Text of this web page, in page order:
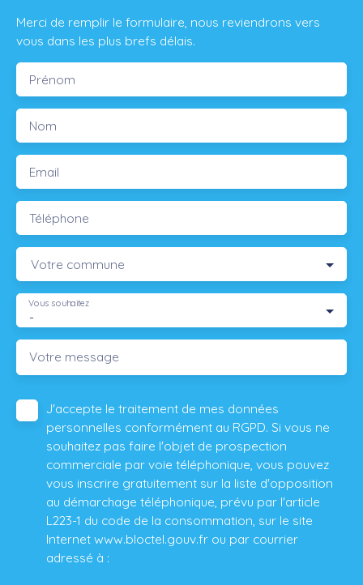
Merci de remplir le formulaire, nous reviendrons vers
vous dans les plus brefs délais.
Prénom
Nom
Email
Téléphone
Votre commune
-
Vous souhaitez
Votre message
J'accepte le traitement de mes données
personnelles conformément au RGPD. Si vous ne
souhaitez pas faire l'objet de prospection
commerciale par voie téléphonique, vous pouvez
vous inscrire gratuitement sur la liste d'opposition
au démarchage téléphonique, prévu par l'article
L223-1 du code de la consommation, sur le site
Internet www.bloctel.gouv.fr ou par courrier
adressé à :